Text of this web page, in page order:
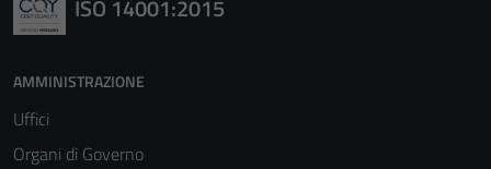
ISO 14001:2015
AMMINISTRAZIONE
Uffici
Organi di Governo